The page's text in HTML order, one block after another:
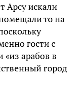
Арсу искали
то на
гости с
арабов в
город